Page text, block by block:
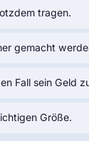
tragen.
gemacht
Fall sein Geld
Größe.